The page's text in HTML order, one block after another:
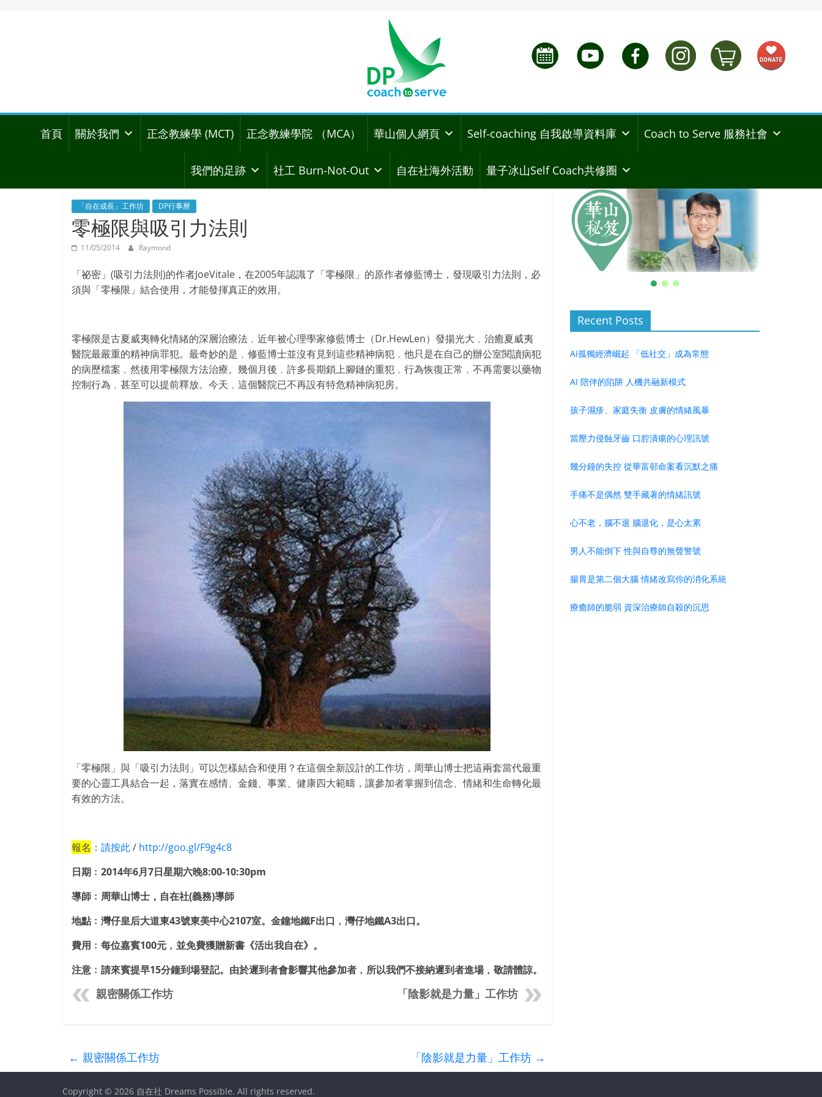
首頁 關於我們 正念教練學 (MCT) 正念教練學院 （MCA） 華山個人網頁 Self-coaching 自我啟導資料庫 Coach to Serve 服務社會
我們的足跡 社工 Burn-Not-Out 自在社海外活動 量子冰山Self Coach共修圈
「自在成長」工作坊 DP行事曆
零極限與吸引力法則
11/05/2014 Raymond
「祕密」(吸引力法則)的作者JoeVitale，在2005年認識了「零極限」的原作者修藍博士，發現吸引力法則，必
須與「零極限」結合使用，才能發揮真正的效用。
零極限是古夏威夷轉化情緒的深層治療法﹐ 近年被心理學家修藍博士（Dr.HewLen）發揚光大﹐ 治癒夏威夷
醫院最嚴重的精神病罪犯。最奇妙的是﹐修藍博士並沒有見到這些精神病犯﹐他只是在自己的辦公室閱讀病犯
的病歷檔案﹐ 然後用零極限方法治療。幾個月後﹐許多長期鎖上腳鏈的重犯﹐ 行為恢復正常﹐不再需要以藥物
控制行為﹐甚至可以提前釋放。 今天﹐這個醫院已不再設有特危精神病犯房。
「零極限」與「吸引力法則」可以怎樣結合和使用？在這個全新設計的工作坊， 周華山博士把這兩套當代最重
要的心靈工具結合一起，落實在感情、 金錢、事業、健康四大範疇，讓參加者掌握到信念、情緒和生命轉化最
有效的方法。
報名 ： 請按此/ http://goo.gl/F9g4c8
日期﹕2014年6月7日星期六晚8:00-10:30pm
導師﹕周華山博士，自在社(義務)導師
地點﹕灣仔皇后大道東43號東美中心2107室。金鐘地鐵F出口 ﹐灣仔地鐵A3出口。
費用﹕每位嘉賓100元﹐並免費獲贈新書《活出我自在》。
注意﹕請來賓提早15分鐘到場登記。由於遲到者會影響其他參加者 ﹐所以我們不接納遲到者進場﹐敬請體諒。
親密關係工作坊 「陰影就是力量」工作坊
← 親密關係工作坊 「陰影就是力量」工作坊 →
Recent Posts
AI孤獨經濟崛起 「低社交」成為常態
AI 陪伴的陷阱 人機共融新模式
孩子濕疹、家庭失衡 皮膚的情緒風暴
當壓力侵蝕牙齒 口腔潰瘍的心理訊號
幾分鐘的失控 從華富邨命案看沉默之痛
手痛不是偶然 雙手藏著的情緒訊號
心不老，腦不退 腦退化，是心太累
男人不能倒下 性與自尊的無聲警號
腸胃是第二個大腦 情緒改寫你的消化系統
療癒師的脆弱 資深治療師自殺的沉思
Copyright © 2026 自在社 Dreams Possible. All rights reserved.